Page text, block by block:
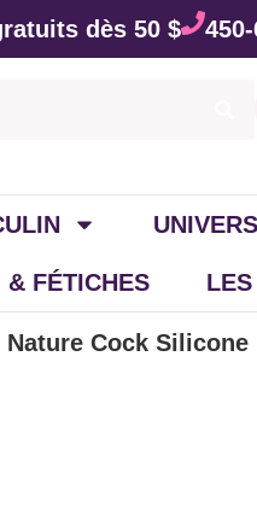
dès 50 $
& FÉTICHES
Nature Cock